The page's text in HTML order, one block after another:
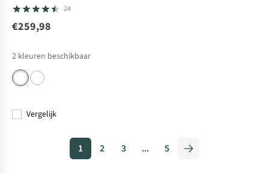
24
€259,98
2 kleuren beschikbaar
Vergelijk
1 2 3 ... 5